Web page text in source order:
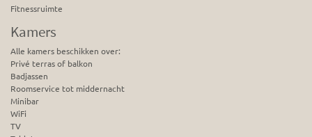
Fitnessruimte
Kamers
Alle kamers beschikken over:
Privé terras of balkon
Badjassen
Roomservice tot middernacht
Minibar
WiFi
TV